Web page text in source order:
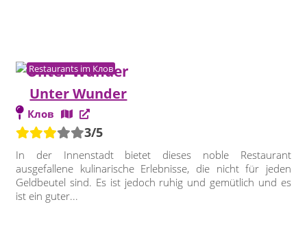
Restaurants im Клов
Unter Wunder
Клов
3/5
In der Innenstadt bietet dieses noble Restaurant
ausgefallene kulinarische Erlebnisse, die nicht für jeden
Geldbeutel sind. Es ist jedoch ruhig und gemütlich und es
ist ein guter...